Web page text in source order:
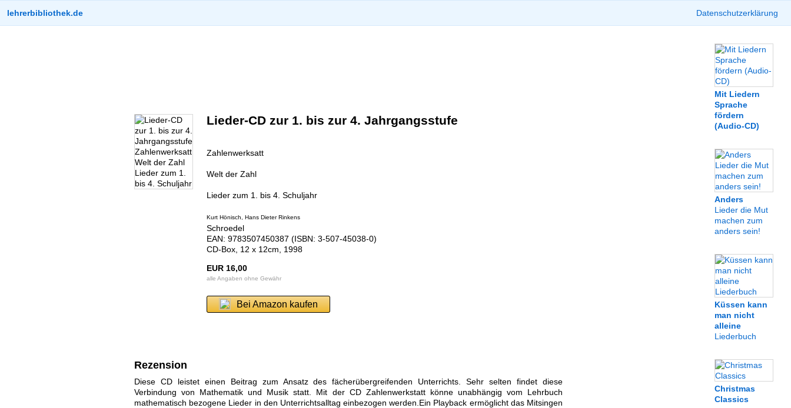
lehrerbibliothek.de Datenschutzerklärung
Lieder-CD zur 1. bis zur 4. Jahrgangsstufe
Zahlenwerksatt
Welt der Zahl
Lieder zum 1. bis 4. Schuljahr
Kurt Hönisch, Hans Dieter Rinkens
Schroedel
EAN: 9783507450387 (ISBN: 3-507-45038-0)
CD-Box, 12 x 12cm, 1998
EUR 16,00
alle Angaben ohne Gewähr
Bei Amazon kaufen
Rezension
Diese CD leistet einen Beitrag zum Ansatz des fächerübergreifenden Unterrichts. Sehr selten findet diese
Verbindung von Mathematik und Musik statt. Mit der CD Zahlenwerkstatt könne unabhängig vom Lehrbuch
mathematisch bezogene Lieder in den Unterrichtsalltag einbezogen werden.Ein Playback ermöglicht das Mitsingen
Mit Liedern
Sprache
fördern
(Audio-CD)
Anders
Lieder die Mut
machen zum
anders sein!
Küssen kann
man nicht
alleine
Liederbuch
Christmas
Classics